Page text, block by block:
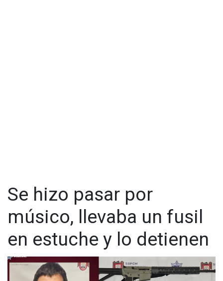
Se hizo pasar por
músico, llevaba un fusil
en estuche y lo detienen